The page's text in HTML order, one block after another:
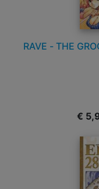
RAVE - THE
€